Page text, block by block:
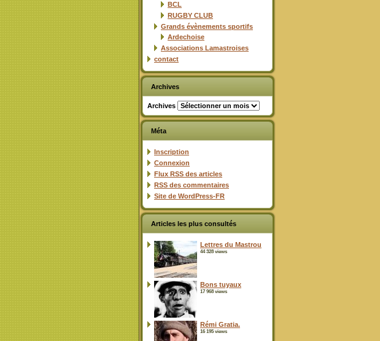
BCL
RUGBY CLUB
Grands évènements sportifs
Ardechoise
Associations Lamastroises
contact
Archives
Archives
Méta
Inscription
Connexion
Flux RSS des articles
RSS des commentaires
Site de WordPress-FR
Articles les plus consultés
Lettres du Mastrou
44 328 views
Bons tuyaux
17 968 views
Rémi Gratia.
16 195 views